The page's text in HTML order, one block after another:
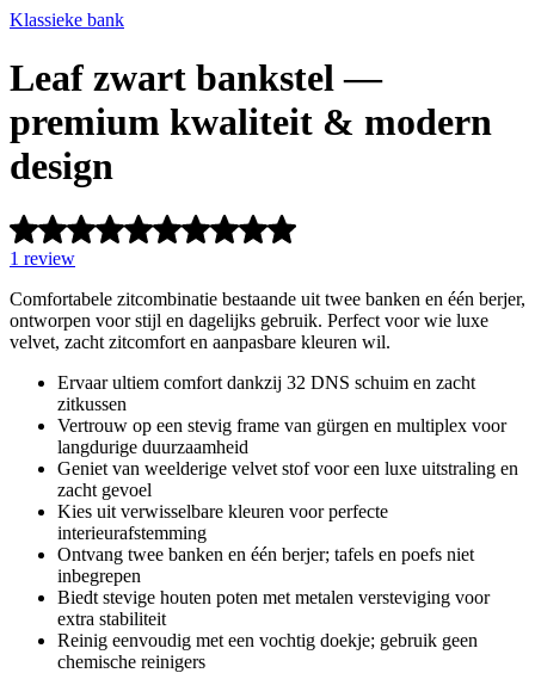
Klassieke bank
Leaf zwart bankstel —
premium kwaliteit & modern
design
Rated
5
based
on
1
customer
rating
1 review
Comfortabele zitcombinatie bestaande uit twee banken en één berjer,
ontworpen voor stijl en dagelijks gebruik. Perfect voor wie luxe
velvet, zacht zitcomfort en aanpasbare kleuren wil.
Ervaar ultiem comfort dankzij 32 DNS schuim en zacht
zitkussen
Vertrouw op een stevig frame van gürgen en multiplex voor
langdurige duurzaamheid
Geniet van weelderige velvet stof voor een luxe uitstraling en
zacht gevoel
Kies uit verwisselbare kleuren voor perfecte
interieurafstemming
Ontvang twee banken en één berjer; tafels en poefs niet
inbegrepen
Biedt stevige houten poten met metalen versteviging voor
extra stabiliteit
Reinig eenvoudig met een vochtig doekje; gebruik geen
chemische reinigers